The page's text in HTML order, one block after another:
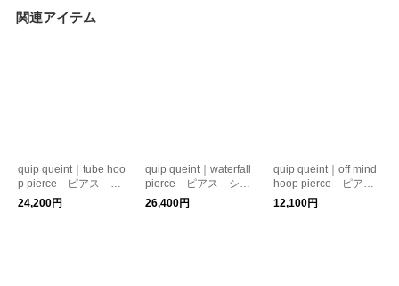
関連アイテム
quip queint｜tube hoo
p pierce ピアス フ
ープ シルバー925
24,200円
quip queint｜waterfall
pierce ピアス シル
バー925
26,400円
quip queint｜off mind
hoop pierce ピア
ス ハートモチーフ
シルバー925
12,100円